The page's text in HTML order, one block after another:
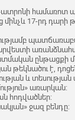
համառոտ
մինչև 17-րդ
ընթացքի
թեկնածու է,
և տեսության
առարկան։
հոդվածներ:
ջազ բենդը: